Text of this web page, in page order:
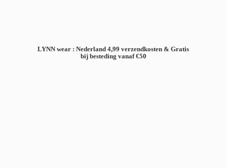
LYNN wear : Nederland 4,99 verzendkosten & Gratis
bij besteding vanaf €50